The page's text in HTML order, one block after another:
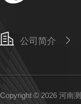
公司简介
Copyright © 2026 河南